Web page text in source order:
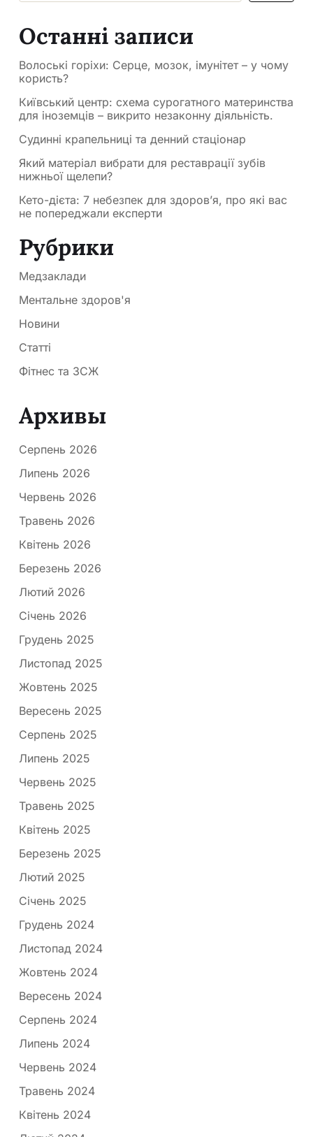
Останні записи
Волоські горіхи: Серце, мозок, імунітет – у чому
користь?
Київський центр: схема сурогатного материнства
для іноземців – викрито незаконну діяльність.
Судинні крапельниці та денний стаціонар
Який матеріал вибрати для реставрації зубів
нижньої щелепи?
Кето-дієта: 7 небезпек для здоров’я, про які вас
не попереджали експерти
Рубрики
Медзаклади
Ментальне здоров'я
Новини
Статті
Фітнес та ЗСЖ
Архивы
Серпень 2026
Липень 2026
Червень 2026
Травень 2026
Квітень 2026
Березень 2026
Лютий 2026
Січень 2026
Грудень 2025
Листопад 2025
Жовтень 2025
Вересень 2025
Серпень 2025
Липень 2025
Червень 2025
Травень 2025
Квітень 2025
Березень 2025
Лютий 2025
Січень 2025
Грудень 2024
Листопад 2024
Жовтень 2024
Вересень 2024
Серпень 2024
Липень 2024
Червень 2024
Травень 2024
Квітень 2024